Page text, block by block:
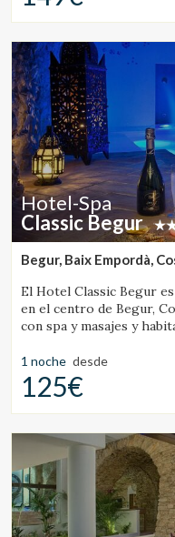
Hotel-Spa
Classic Begur
Begur, Baix Empordà,
El Hotel Classic Begur
en el centro de Begur,
con spa y masajes y
1 noche desde
125€